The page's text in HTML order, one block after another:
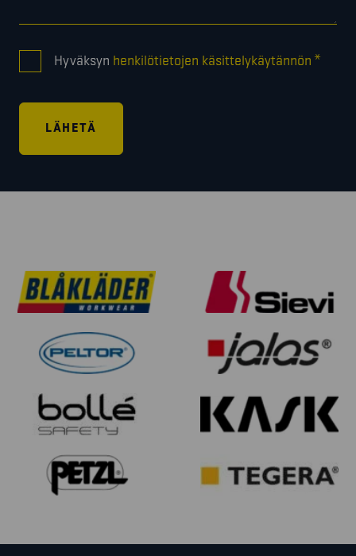
Hyväksyn henkilötietojen käsittelykäytännön *